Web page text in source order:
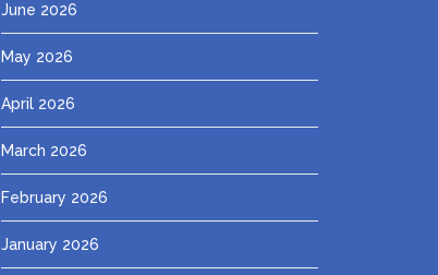
June 2026
May 2026
April 2026
March 2026
February 2026
January 2026